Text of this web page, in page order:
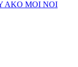
AKO MOI NOI